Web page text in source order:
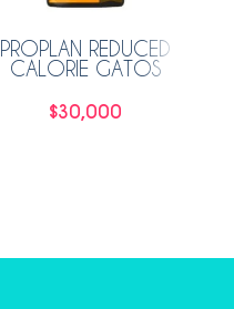
PROPLAN REDUCED
CALORIE GATOS
$30,000